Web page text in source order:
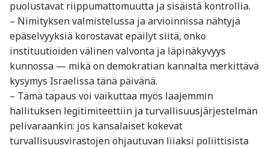
puolustavat riippumattomuutta ja sisäistä kontrollia.
– Nimityksen valmistelussa ja arvioinnissa nähtyjä
epäselvyyksiä korostavat epäilyt siitä, onko
instituutioiden välinen valvonta ja läpinäkyvyys
kunnossa — mikä on demokratian kannalta merkittävä
kysymys Israelissa tänä päivänä.
– Tämä tapaus voi vaikuttaa myös laajemmin
hallituksen legitimiteettiin ja turvallisuusjärjestelmän
pelivaraankin: jos kansalaiset kokevat
turvallisuusvirastojen ohjautuvan liiaksi poliittisista